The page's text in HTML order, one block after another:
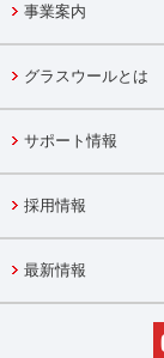
事業案内
グラスウールとは
サポート情報
採用情報
最新情報